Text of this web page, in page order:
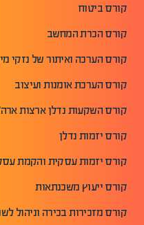
קורס ביטוח
קורס הכרת המחשב
קורס הערכה ואיתור של נזקי
קורס הערכת אומנות ועיצוב
קורס השקעות נדלן ארצות
קורס יזמות נדלן
קורס יזמות עסקית והקמת
קורס ייעוץ משכנתאות
קורס מזכירות בכירה וניהול